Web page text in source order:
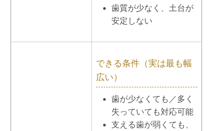
歯質が少なく、土台が
安定しない
できる条件（実は最も幅
広い）
歯が少なくても／多く
失っていても対応可能
支える歯が弱くても、